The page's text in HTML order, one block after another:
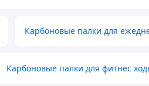
Карбоновые палки для
Карбоновые палки для фитнес